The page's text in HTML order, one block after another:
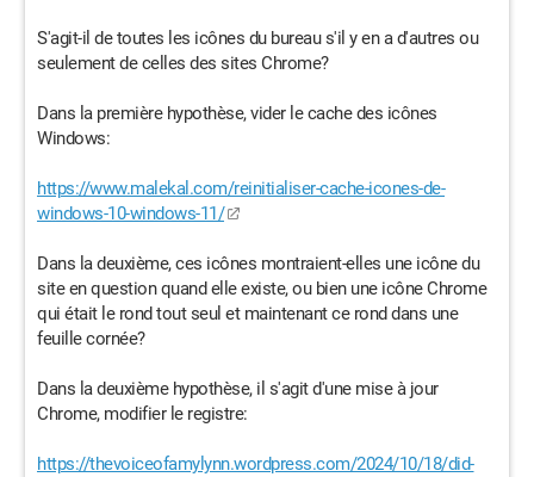
S'agit-il de toutes les icônes du bureau s'il y en a d'autres ou
seulement de celles des sites Chrome?
Dans la première hypothèse, vider le cache des icônes
Windows:
https://www.malekal.com/reinitialiser-cache-icones-de-
windows-10-windows-11/
Dans la deuxième, ces icônes montraient-elles une icône du
site en question quand elle existe, ou bien une icône Chrome
qui était le rond tout seul et maintenant ce rond dans une
feuille cornée?
Dans la deuxième hypothèse, il s'agit d'une mise à jour
Chrome, modifier le registre:
https://thevoiceofamylynn.wordpress.com/2024/10/18/did-